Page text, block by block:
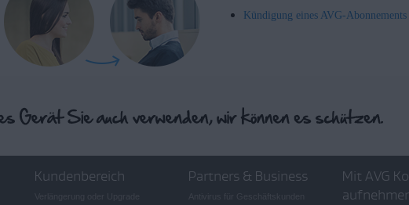
Kündigung eines AVG-
Kundenbereich Partners & Business
Mit AVG